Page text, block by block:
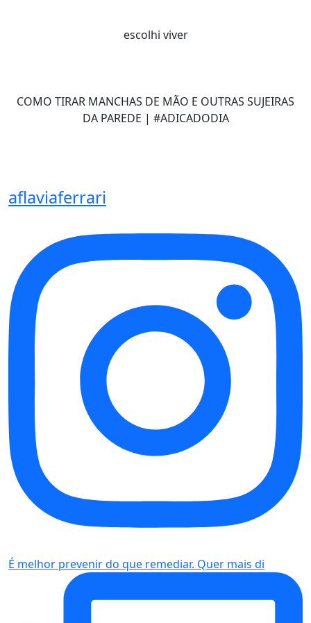
escolhi viver
COMO TIRAR MANCHAS DE MÃO E OUTRAS SUJEIRAS
DA PAREDE | #ADICADODIA
aflaviaferrari
É melhor prevenir do que remediar. Quer mais di